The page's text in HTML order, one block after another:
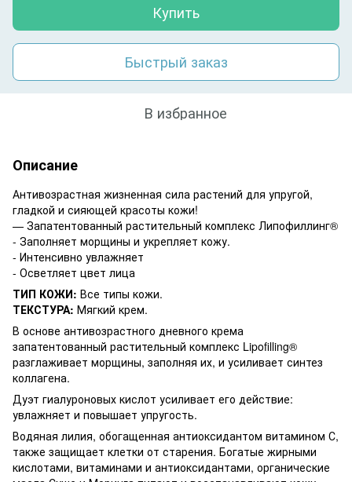
Купить
Быстрый заказ
В избранное
Описание
Антивозрастная жизненная сила растений для упругой,
гладкой и сияющей красоты кожи!
— Запатентованный растительный комплекс Липофиллинг®
- Заполняет морщины и укрепляет кожу.
- Интенсивно увлажняет
- Осветляет цвет лица
ТИП КОЖИ: Все типы кожи.
ТЕКСТУРА: Мягкий крем.
В основе антивозрастного дневного крема
запатентованный растительный комплекс Lipofilling®
разглаживает морщины, заполняя их, и усиливает синтез
коллагена.
Дуэт гиалуроновых кислот усиливает его действие:
увлажняет и повышает упругость.
Водяная лилия, обогащенная антиоксидантом витамином С,
также защищает клетки от старения. Богатые жирными
кислотами, витаминами и антиоксидантами, органические